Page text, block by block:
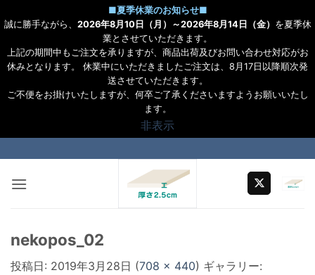
■夏季休業のお知らせ■
誠に勝手ながら、 2026年8月10日（月）～2026年8月14日（金） を夏季休
業とさせていただきます。
上記の期間中もご注文を承りますが、商品出荷及びお問い合わせ対応がお
休みとなります。 休業中にいただきましたご注文は、8月17日以降順次発
送させていただきます。
ご不便をお掛けいたしますが、何卒ご了承くださいますようお願いいたし
ます。
非表示
to
content
nekopos_02
投稿日: 2019年3月28日 (708 × 440) ギャラリー: